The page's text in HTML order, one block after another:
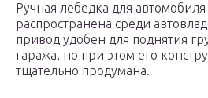
Ручная лебедка для
распространена среди
привод удобен для поднятия
гаража, но при этом его
тщательно продумана.